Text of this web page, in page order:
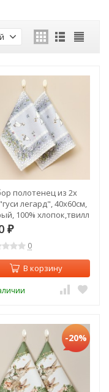
полотенец из 2х
легард", 40х60см,
100% хлопок,твилл
(850-710-66)
₽
0
В корзину
-20%